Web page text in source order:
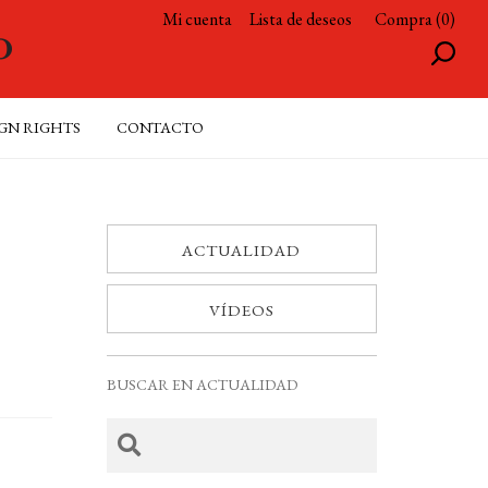
Mi cuenta Lista de deseos Compra (0)
RIGHTS CONTACTO
ACTUALIDAD
VÍDEOS
BUSCAR EN ACTUALIDAD